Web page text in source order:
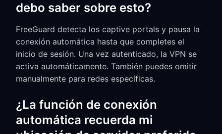
debo saber sobre esto?
FreeGuard detecta los captive portals y pausa la
conexión automática hasta que completes el
inicio de sesión. Una vez autenticado, la VPN se
activa automáticamente. También puedes omitir
manualmente para redes específicas.
¿La función de conexión
automática recuerda mi